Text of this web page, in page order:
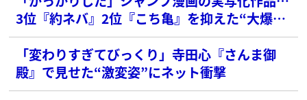
3位『約ネバ』2位『こち亀』を抑えた“大爆
死”映画は？【歴代ベスト格付け】
「変わりすぎてびっくり」寺田心『さんま御
殿』で見せた“激変姿”にネット衝撃